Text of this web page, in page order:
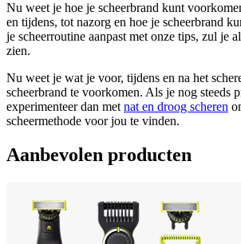
Nu weet je hoe je scheerbrand kunt
en tijdens, tot nazorg en hoe je scheerbrand
je scheerroutine aanpast met onze tips, zul je
zien.
Nu weet je wat je voor, tijdens en na het
scheerbrand te voorkomen. Als je nog steeds
experimenteer dan met nat en droog scheren
scheermethode voor jou te vinden.
Aanbevolen producten